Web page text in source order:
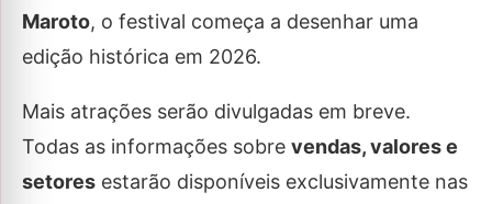
Maroto, o festival começa a desenhar uma
edição histórica em 2026.
Mais atrações serão divulgadas em breve.
Todas as informações sobre vendas, valores e
setores estarão disponíveis exclusivamente nas